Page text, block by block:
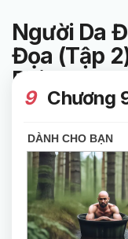
Người Da
Đọa (Tập
Phi!
9 Chương